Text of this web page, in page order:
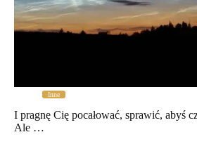
Inne
I pragnę Cię pocałować, sprawić, abyś
Ale …